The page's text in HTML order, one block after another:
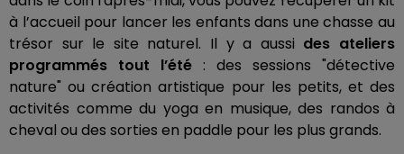
à l’accueil pour lancer les enfants dans une chasse au
trésor sur le site naturel. Il y a aussi des ateliers
programmés tout l’été : des sessions "détective
nature" ou création artistique pour les petits, et des
activités comme du yoga en musique, des randos à
cheval ou des sorties en paddle pour les plus grands.